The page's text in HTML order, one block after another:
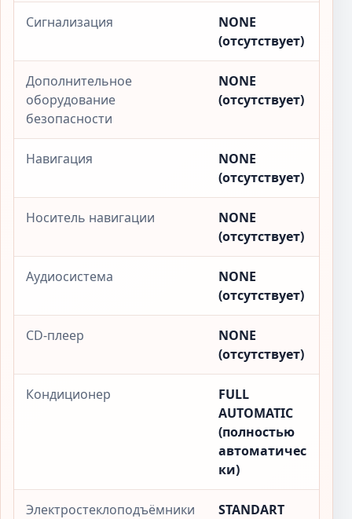
Сигнализация
NONE
(отсутствует)
Дополнительное
оборудование
безопасности
NONE
(отсутствует)
Навигация
NONE
(отсутствует)
Носитель навигации
NONE
(отсутствует)
Аудиосистема
NONE
(отсутствует)
CD-плеер
NONE
(отсутствует)
Кондиционер
FULL
AUTOMATIC
(полностью
автоматичес
ки)
Электростеклоподъёмники
STANDART